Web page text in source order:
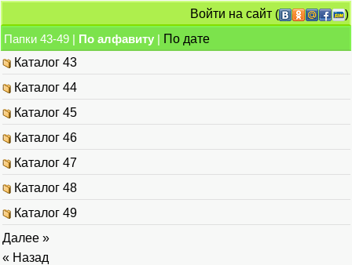
Войти на сайт (
)
Папки 43-49 | По алфавиту | По дате
Каталог 43
Каталог 44
Каталог 45
Каталог 46
Каталог 47
Каталог 48
Каталог 49
Далее »
« Назад